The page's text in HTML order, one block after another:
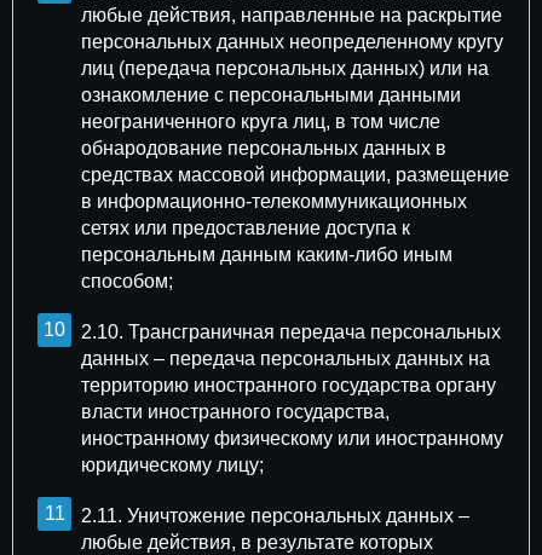
любые действия, направленные на раскрытие
персональных данных неопределенному кругу
лиц (передача персональных данных) или на
ознакомление с персональными данными
неограниченного круга лиц, в том числе
обнародование персональных данных в
средствах массовой информации, размещение
в информационно-телекоммуникационных
сетях или предоставление доступа к
персональным данным каким-либо иным
способом;
2.10. Трансграничная передача персональных
данных – передача персональных данных на
территорию иностранного государства органу
власти иностранного государства,
иностранному физическому или иностранному
юридическому лицу;
2.11. Уничтожение персональных данных –
любые действия, в результате которых